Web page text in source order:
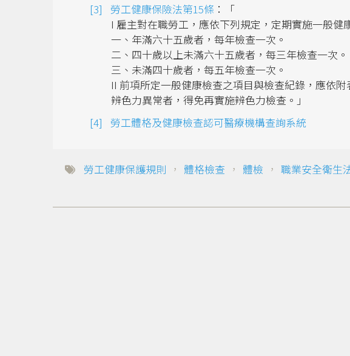
勞工健康保險法第15條 ：「
I 雇主對在職勞工，應依下列規定，定期實施一般健
一、年滿六十五歲者，每年檢查一次。
二、四十歲以上未滿六十五歲者，每三年檢查一次。
三、未滿四十歲者，每五年檢查一次。
II 前項所定一般健康檢查之項目與檢查紀錄，應依
辨色力異常者，得免再實施辨色力檢查。」
勞工體格及健康檢查認可醫療機構查詢系統
勞工健康保護規則 ， 體格檢查 ， 體檢 ， 職業安全衛生